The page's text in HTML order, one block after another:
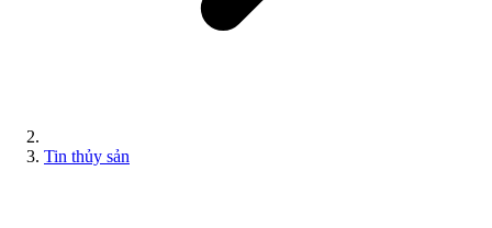
Tin thủy sản